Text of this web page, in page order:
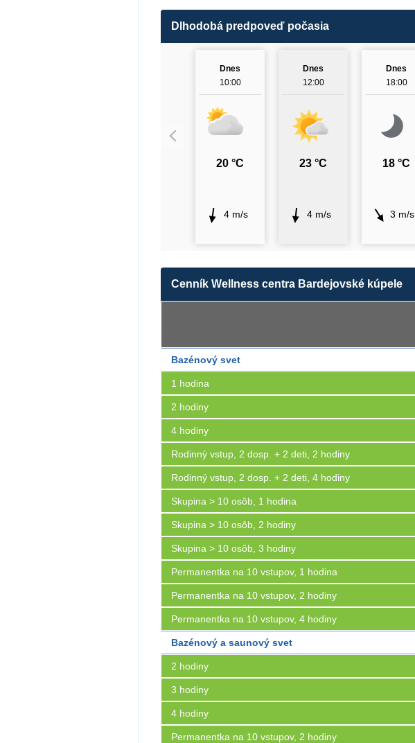
Dlhodobá predpoveď počasia
Dnes
10:00
20 °C
4 m/s
Dnes
12:00
23 °C
4 m/s
Dnes
18:00
18 °C
3 m/s
Cenník Wellness centra Bardejovské kúpele
Bazénový svet
1 hodina
2 hodiny
4 hodiny
Rodinný vstup, 2 dosp. + 2 deti, 2 hodiny
Rodinný vstup, 2 dosp. + 2 deti, 4 hodiny
Skupina > 10 osôb, 1 hodina
Skupina > 10 osôb, 2 hodiny
Skupina > 10 osôb, 3 hodiny
Permanentka na 10 vstupov, 1 hodina
Permanentka na 10 vstupov, 2 hodiny
Permanentka na 10 vstupov, 4 hodiny
Bazénový a saunový svet
2 hodiny
3 hodiny
4 hodiny
Permanentka na 10 vstupov, 2 hodiny